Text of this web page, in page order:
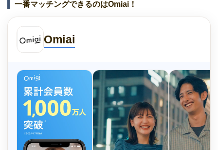
一番マッチングできるのはOmiai！
Omiai